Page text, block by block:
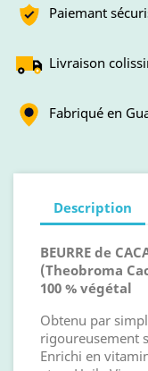
Paiemant
Livraison
Fabriqué en
Description
BEURRE de
(Theobroma
100 % végétal
Obtenu par
rigoureusement
Enrichi en